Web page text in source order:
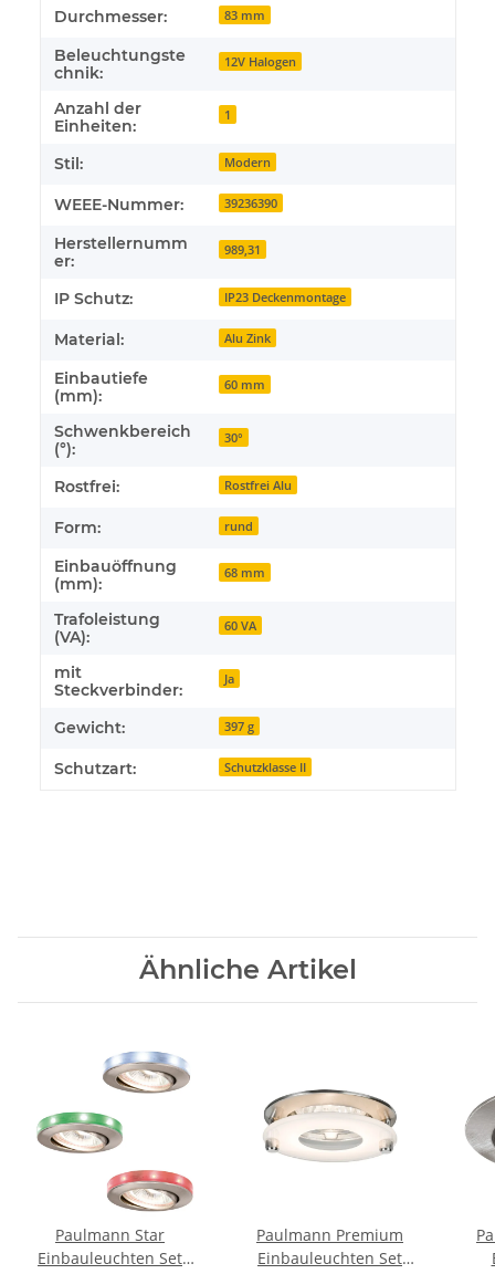
Durchmesser: 83 mm
Beleuchtungste
chnik:
12V Halogen
Anzahl der
Einheiten:
1
Stil: Modern
WEEE-Nummer: 39236390
Herstellernumm
er:
989,31
IP Schutz: IP23 Deckenmontage
Material: Alu Zink
Einbautiefe
(mm):
60 mm
Schwenkbereich
(°):
30°
Rostfrei: Rostfrei Alu
Form: rund
Einbauöffnung
(mm):
68 mm
Trafoleistung
(VA):
60 VA
mit
Steckverbinder:
Ja
Gewicht: 397 g
Schutzart: Schutzklasse II
Ähnliche Artikel
Paulmann Star
Einbauleuchten Set
Paulmann Premium
Einbauleuchten Set